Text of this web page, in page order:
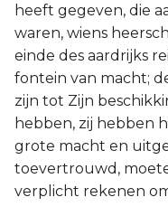
heeft gegeven, die
waren, wiens
einde des aardrijks
fontein van macht;
zijn tot Zijn
hebben, zij hebben
grote macht en
toevertrouwd,
verplicht rekenen